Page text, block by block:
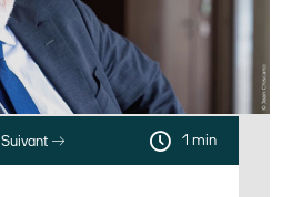
Suivant 1 min